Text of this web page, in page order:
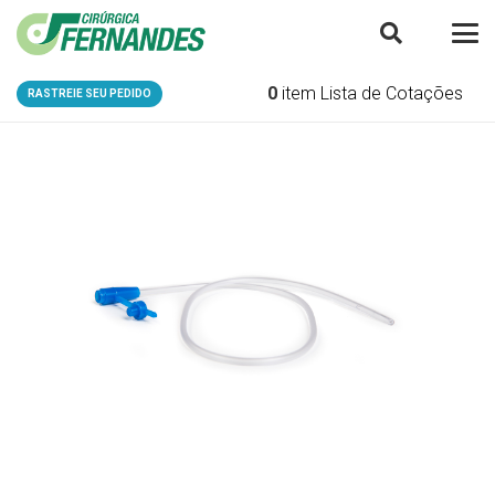
RASTREIE SEU PEDIDO 0 item Lista de Cotações